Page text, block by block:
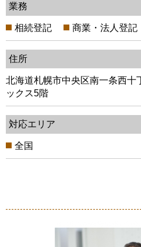
業務
相続登記 商業・法人登記
住所
北海道札幌市中央区南一条西十
ックス5階
対応エリア
全国